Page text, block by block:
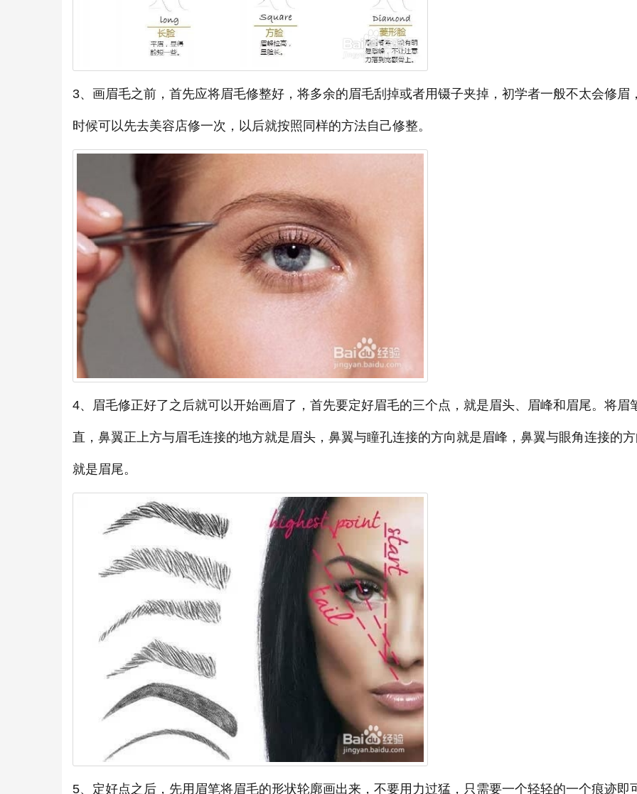
3、画眉毛之前，首先应将眉毛修整好，将多余的眉毛刮掉或者用镊子夹掉，初学者一般不太会修眉
时候可以先去美容店修一次，以后就按照同样的方法自己修整。
4、眉毛修正好了之后就可以开始画眉了，首先要定好眉毛的三个点，就是眉头、眉峰和眉尾。将眉
直，鼻翼正上方与眉毛连接的地方就是眉头，鼻翼与瞳孔连接的方向就是眉峰，鼻翼与眼角连接的
就是眉尾。
5、定好点之后，先用眉笔将眉毛的形状轮廓画出来，不要用力过猛，只需要一个轻轻的一个痕迹即